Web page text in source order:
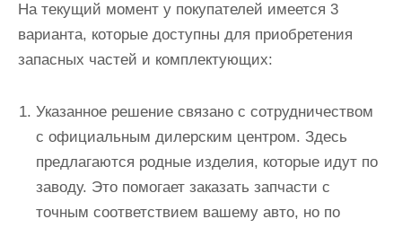
На текущий момент у покупателей имеется 3
варианта, которые доступны для приобретения
запасных частей и комплектующих:
Указанное решение связано с сотрудничеством
с официальным дилерским центром. Здесь
предлагаются родные изделия, которые идут по
заводу. Это помогает заказать запчасти с
точным соответствием вашему авто, но по